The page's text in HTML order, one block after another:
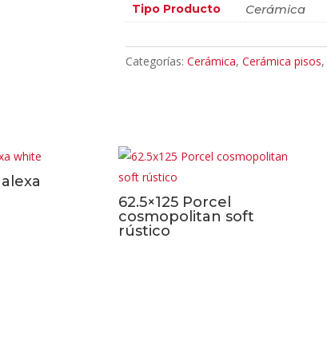
Tipo Producto Cerámica
Categorías: Cerámica, Cerámica pisos,
62.5×125 Porcel
cosmopolitan soft
rústico